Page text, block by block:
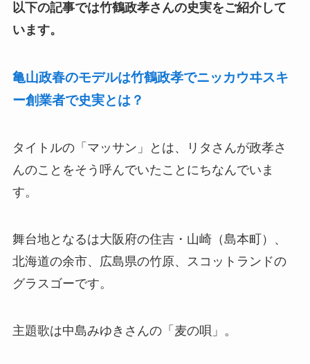
以下の記事では竹鶴政孝さんの史実をご紹介して
います。
亀山政春のモデルは竹鶴政孝でニッカウヰスキ
ー創業者で史実とは？
タイトルの「マッサン」とは、リタさんが政孝さ
んのことをそう呼んでいたことにちなんでいま
す。
舞台地となるは大阪府の住吉・山崎（島本町）、
北海道の余市、広島県の竹原、スコットランドの
グラスゴーです。
主題歌は中島みゆきさんの「麦の唄」。